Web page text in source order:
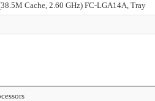
Cache, 2.60 GHz) FC-LGA14A, Tray